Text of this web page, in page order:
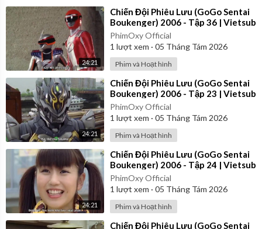
24:21
⁣Chiến Đội Phiêu Lưu (GoGo Sentai
Boukenger) 2006 - Tập 36 | Vietsub
PhimOxy Official
1 lượt xem · 05 Tháng Tám 2026
Phim và Hoạt hình
24:21
⁣Chiến Đội Phiêu Lưu (GoGo Sentai
Boukenger) 2006 - Tập 23 | Vietsub
PhimOxy Official
1 lượt xem · 05 Tháng Tám 2026
Phim và Hoạt hình
24:21
⁣Chiến Đội Phiêu Lưu (GoGo Sentai
Boukenger) 2006 - Tập 24 | Vietsub
PhimOxy Official
1 lượt xem · 05 Tháng Tám 2026
Phim và Hoạt hình
⁣Chiến Đội Phiêu Lưu (GoGo Sentai